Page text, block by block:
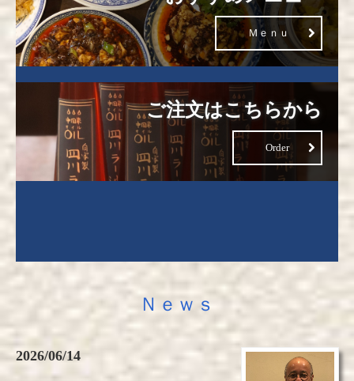
Ｍｅｎｕ
ご注文はこちらから
Order
Ｎｅｗｓ
2026/06/14